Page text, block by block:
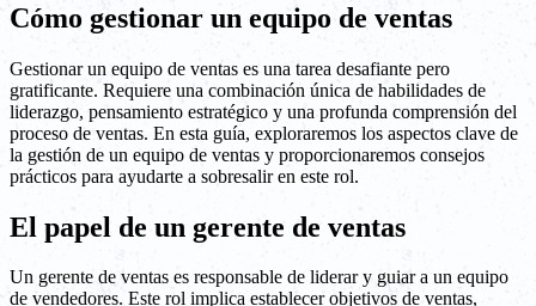
Cómo gestionar un equipo de ventas
Gestionar un equipo de ventas es una tarea desafiante pero
gratificante. Requiere una combinación única de habilidades de
liderazgo, pensamiento estratégico y una profunda comprensión del
proceso de ventas. En esta guía, exploraremos los aspectos clave de
la gestión de un equipo de ventas y proporcionaremos consejos
prácticos para ayudarte a sobresalir en este rol.
El papel de un gerente de ventas
Un gerente de ventas es responsable de liderar y guiar a un equipo
de vendedores. Este rol implica establecer objetivos de ventas,